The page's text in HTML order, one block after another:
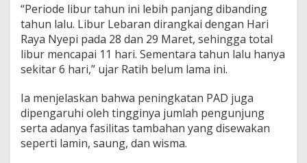
“Periode libur tahun ini lebih panjang dibanding
tahun lalu. Libur Lebaran dirangkai dengan Hari
Raya Nyepi pada 28 dan 29 Maret, sehingga total
libur mencapai 11 hari. Sementara tahun lalu hanya
sekitar 6 hari,” ujar Ratih belum lama ini.
Ia menjelaskan bahwa peningkatan PAD juga
dipengaruhi oleh tingginya jumlah pengunjung
serta adanya fasilitas tambahan yang disewakan
seperti lamin, saung, dan wisma.